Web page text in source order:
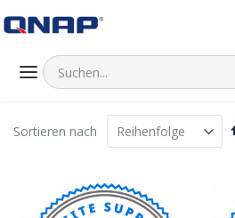
Sortieren nach